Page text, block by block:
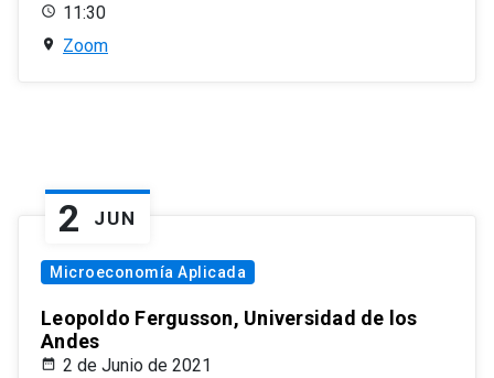
11:30
Zoom
2 JUN
Microeconomía Aplicada
Leopoldo Fergusson, Universidad de los
Andes
2 de Junio de 2021